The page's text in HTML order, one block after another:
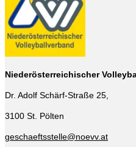
Niederösterreichischer
Dr. Adolf Schärf-Straße 25,
3100 St. Pölten
geschaeftsstelle@noevv.at